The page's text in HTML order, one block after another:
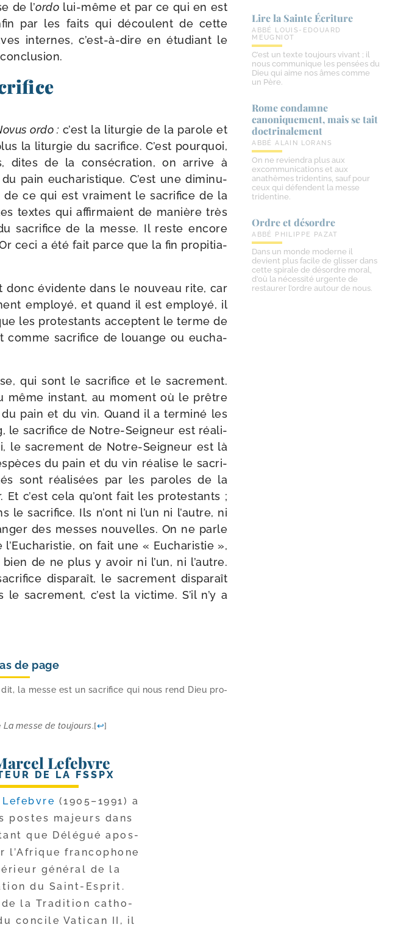
de l’ordo lui-​même et par ce qui en est
par les faits qui découlent de cette
internes, c’est-à-dire en étu­diant le
ordo : c’est la litur­gie de la parole et
la litur­gie du sacri­fice. C’est pour­quoi,
dites de la consé­cra­tion, on arrive à
pain eucha­ris­tique. C’est une dimi­nu­
ce qui est vrai­ment le sacri­fice de la
textes qui affir­maient de manière très
sacri­fice de la messe. Il reste encore
ceci a été fait parce que la fin pro­pi­tia­
évi­dente dans le nou­veau rite, car
employé, et quand il est employé, il
les pro­tes­tants acceptent le terme de
comme sacri­fice de louange ou eucha­
qui sont le sacri­fice et le sacre­ment.
même ins­tant, au moment où le prêtre
pain et du vin. Quand il a ter­mi­né les
le sacri­fice de Notre-​Seigneur est réa­li­
le sacre­ment de Notre-​Seigneur est là
du pain et du vin réa­lise le sacri­
sont réa­li­sées par les paroles de la
c’est cela qu’ont fait les pro­tes­tants ;
sacri­fice. Ils n’ont ni l’un ni l’autre, ni
des messes nou­velles. On ne parle
on fait une « Eucharistie »,
de ne plus y avoir ni l’un, ni l’autre.
dis­pa­raît, le sacre­ment dis­pa­raît
sacre­ment, c’est la vic­time. S’il n’y a
de page
la messe est un sacri­fice qui nous rend Dieu pro­
La messe de tou­jours.[↩]
Lefebvre
DE LA FSSPX
(1905–1991) a
postes majeurs dans
que Délégué apos­
l’Afrique fran­co­phone
géné­ral de la
du Saint-​Esprit.
de la Tradition catho­
concile Vatican II, il
Lire la Sainte Écriture
ABBÉ LOUIS-EDOUARD
MEUGNIOT
C’est un texte toujours vivant ; il
nous communique les pensées du
Dieu qui aime nos âmes comme
un Père.
Rome condamne
canoniquement, mais se tait
doctrinalement
ABBÉ ALAIN LORANS
On ne reviendra plus aux
excommunications et aux
anathèmes tridentins, sauf pour
ceux qui défendent la messe
tridentine.
Ordre et désordre
ABBÉ PHILIPPE PAZAT
Dans un monde moderne il
devient plus facile de glisser dans
cette spirale de désordre moral,
d’où la nécessité urgente de
restaurer l’ordre autour de nous.